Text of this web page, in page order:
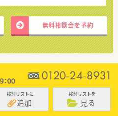
無料相談会を予約
検討リストに
追加
検討リストを
見る